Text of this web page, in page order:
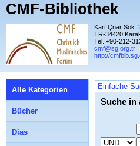
CMF-Bibliothek
Kart Çnar Sok.
TR-34420
Tel. +90-212-
cmf@sg.org.tr
http://
Einfache
Suche in
Alle Kategorien
Bücher
Dias